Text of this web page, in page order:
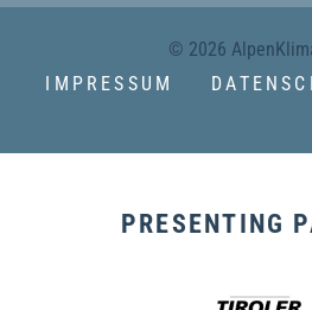
© 2026
IMPRESSUM
PRESENTING